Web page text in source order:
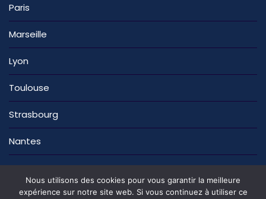
Paris
Marseille
Lyon
Toulouse
Strasbourg
Nantes
Nous utilisons des cookies pour vous garantir la meilleure
expérience sur notre site web. Si vous continuez à utiliser ce